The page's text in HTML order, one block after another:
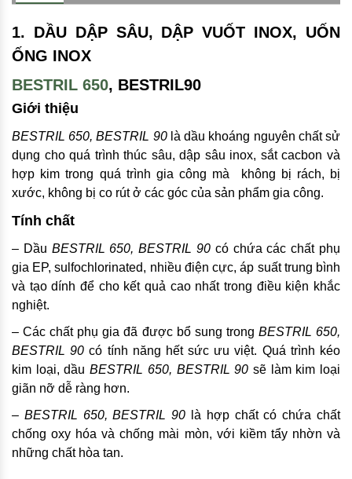
1. DẦU DẬP SÂU, DẬP VUỐT INOX, UỐN
ỐNG INOX
BESTRIL 650, BESTRIL90
Giới thiệu
BESTRIL 650, BESTRIL 90là dầu khoáng nguyên chất sử
dụng cho quá trình thúc sâu, dập sâu inox, sắt cacbon và
hợp kim trong quá trình gia công mà không bị rách, bị
xước, không bị co rút ở các góc của sản phẩm gia công.
Tính chất
– Dầu BESTRIL 650, BESTRIL 90 có chứa các chất phụ
gia EP, sulfochlorinated, nhiều điện cực, áp suất trung bình
và tạo dính để cho kết quả cao nhất trong điều kiện khắc
nghiệt.
– Các chất phụ gia đã được bổ sung trong BESTRIL 650,
BESTRIL 90 có tính năng hết sức ưu việt. Quá trình kéo
kim loại, dầuBESTRIL 650, BESTRIL 90 sẽ làm kim loại
giãn nỡ dễ ràng hơn.
– BESTRIL 650, BESTRIL 90 là hợp chất có chứa chất
chống oxy hóa và chống mài mòn, với kiềm tẩy nhờn và
những chất hòa tan.